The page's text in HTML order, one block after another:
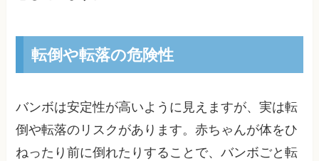
転倒や転落の危険性
バンボは安定性が高いように見えますが、実は転
倒や転落のリスクがあります。赤ちゃんが体をひ
ねったり前に倒れたりすることで、バンボごと転